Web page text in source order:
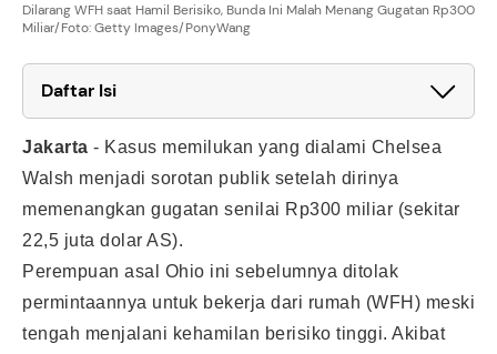
Dilarang WFH saat Hamil Berisiko, Bunda Ini Malah Menang Gugatan Rp300
Miliar/Foto: Getty Images/PonyWang
Daftar Isi
Jakarta - Kasus memilukan yang dialami Chelsea
Walsh menjadi sorotan publik setelah dirinya
memenangkan gugatan senilai Rp300 miliar (sekitar
22,5 juta dolar AS).
Perempuan asal Ohio ini sebelumnya ditolak
permintaannya untuk bekerja dari rumah (WFH) meski
tengah menjalani kehamilan berisiko tinggi. Akibat